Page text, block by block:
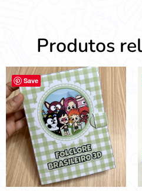
Produtos
Save